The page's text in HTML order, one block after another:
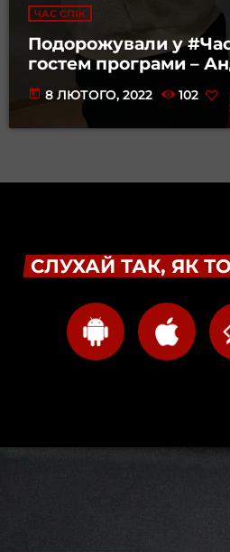
ЧАС СПІК
Подорожували у
гостем програми –
today 8 ЛЮТОГО, 2022 102
СЛУХАЙ ТАК, ЯК